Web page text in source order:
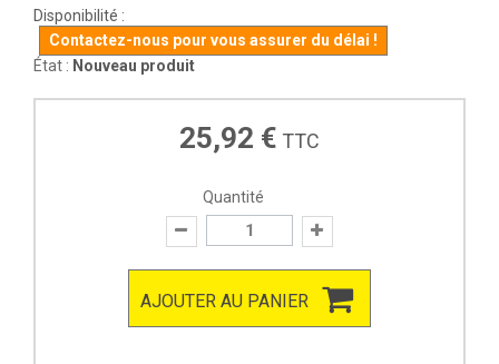
Disponibilité :
Contactez-nous pour vous assurer du délai !
État : Nouveau produit
25,92 € TTC
Quantité
AJOUTER AU PANIER